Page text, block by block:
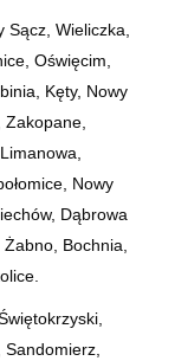
Wieliczka,
Oświęcim,
Kęty, Nowy
Nowy
Dąbrowa
Bochnia,